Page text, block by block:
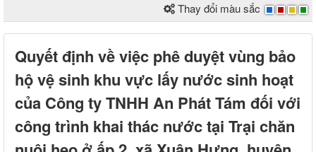
Thay đổi màu sắc
Quyết định về việc phê duyệt vùng bảo
hộ vệ sinh khu vực lấy nước sinh hoạt
của Công ty TNHH An Phát Tám đối với
công trình khai thác nước tại Trại chăn